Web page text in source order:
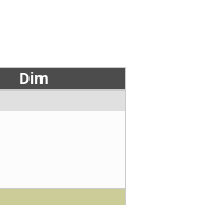
Dim